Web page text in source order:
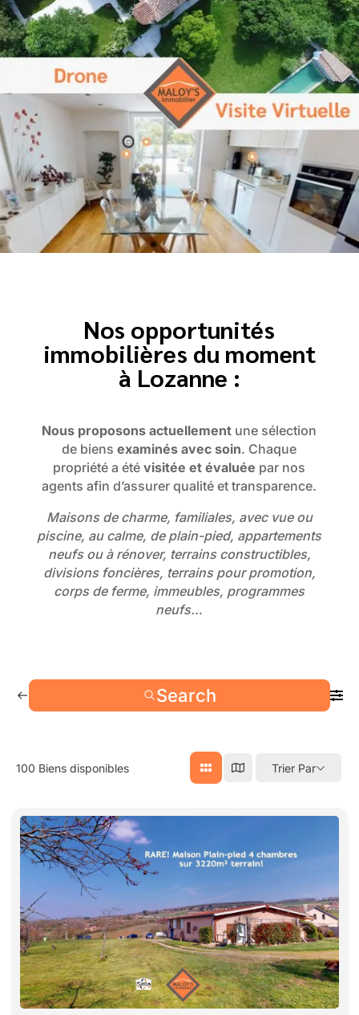
Nos opportunités
immobilières du moment
à Lozanne :
Nous proposons actuellement une sélection
de biensexaminés avec soin. Chaque
propriété a étévisitée et évaluée par nos
agents afin d’assurer qualité et transparence.
Maisons de charme, familiales, avec vue ou
piscine, au calme, de plain-pied, appartements
neufs ou à rénover, terrains constructibles,
divisions foncières, terrains pour promotion,
corps de ferme, immeubles, programmes
neufs…
Search
100 Biens disponibles Trier Par